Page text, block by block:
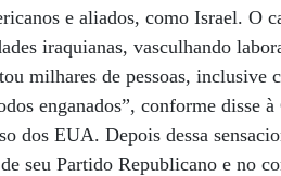
e aliados, como Israel. O
iraquianas, vasculhando
milhares de pessoas, inclusive
enganados”, conforme disse à
dos EUA. Depois dessa
seu Partido Republicano e no